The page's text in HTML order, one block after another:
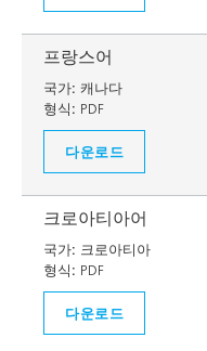
프랑스어
국가: 캐나다
형식: PDF
다운로드
크로아티아어
국가: 크로아티아
형식: PDF
다운로드